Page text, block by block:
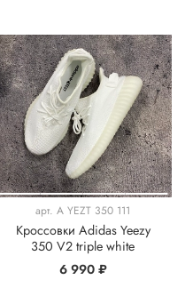
арт. A YEZT 350 111
Кроссовки Adidas Yeezy
350 V2 triple white
6 990 ₽